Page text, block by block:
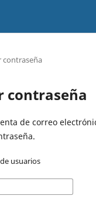
contraseña
contraseña
de correo
usuarios